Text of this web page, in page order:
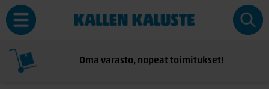
Oma varasto, nopeat toimitukset!